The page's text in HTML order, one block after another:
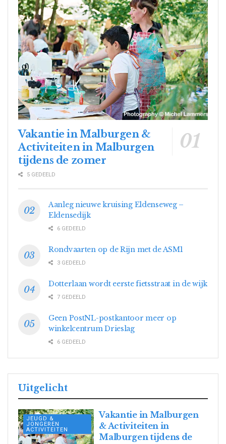
Vakantie in Malburgen &
Activiteiten in Malburgen
tijdens de zomer
5 GEDEELD
Aanleg nieuwe kruising Eldenseweg –
Eldensedijk
6 GEDEELD
Rondvaarten op de Rijn met de ASM1
3 GEDEELD
Dotterlaan wordt eerste fietsstraat in de wijk
7 GEDEELD
Geen PostNL-postkantoor meer op
winkelcentrum Drieslag
6 GEDEELD
Uitgelicht
JEUGD &
JONGEREN
ACTIVITEITEN
Vakantie in Malburgen
& Activiteiten in
Malburgen tijdens de